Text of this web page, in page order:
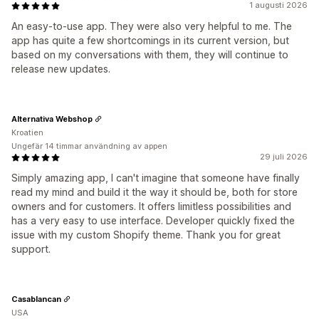
1 augusti 2026
An easy-to-use app. They were also very helpful to me. The
app has quite a few shortcomings in its current version, but
based on my conversations with them, they will continue to
release new updates.
29 juli 2026
Simply amazing app, I can't imagine that someone have finally
read my mind and build it the way it should be, both for store
owners and for customers. It offers limitless possibilities and
has a very easy to use interface. Developer quickly fixed the
issue with my custom Shopify theme. Thank you for great
support.
Alternativa Webshop
Kroatien
Ungefär 14 timmar användning av appen
Casablancan
USA